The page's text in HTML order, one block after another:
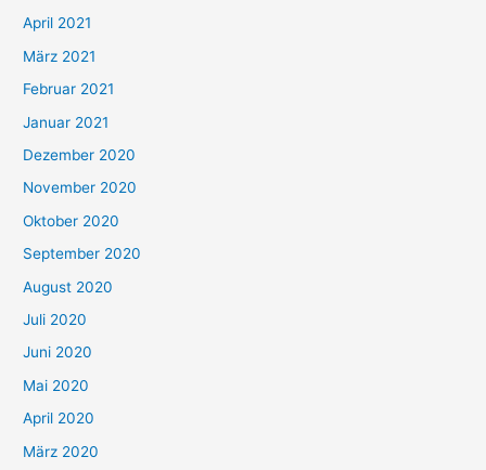
:
April 2021
März 2021
Februar 2021
Januar 2021
Dezember 2020
November 2020
Oktober 2020
September 2020
August 2020
Juli 2020
Juni 2020
Mai 2020
April 2020
März 2020